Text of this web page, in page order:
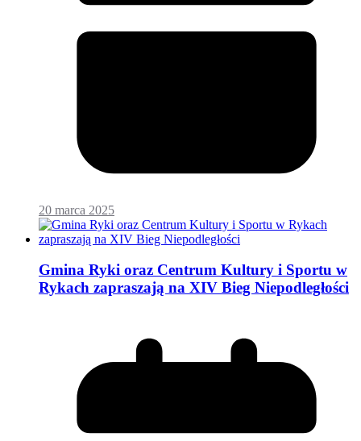
20 marca 2025
Gmina Ryki oraz Centrum Kultury i Sportu w
Rykach zapraszają na XIV Bieg Niepodległości